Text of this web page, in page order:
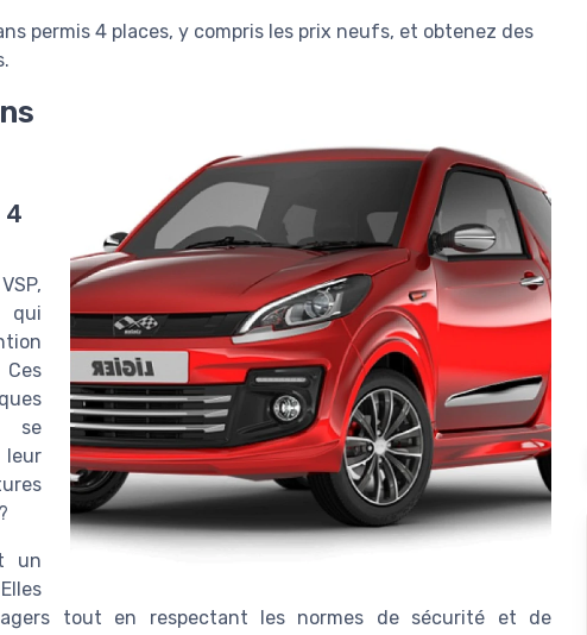
permis 4 places, y compris les prix neufs, et obtenez des
4
qui
se
leur
un
tout en respectant les normes de sécurité et de